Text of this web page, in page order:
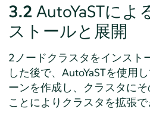
3.2 AutoYaSTによ
ストールと展開
2ノードクラスタをインスト
した後で、AutoYaSTを使用
ーンを作成し、クラスタに
ことによりクラスタを拡張で